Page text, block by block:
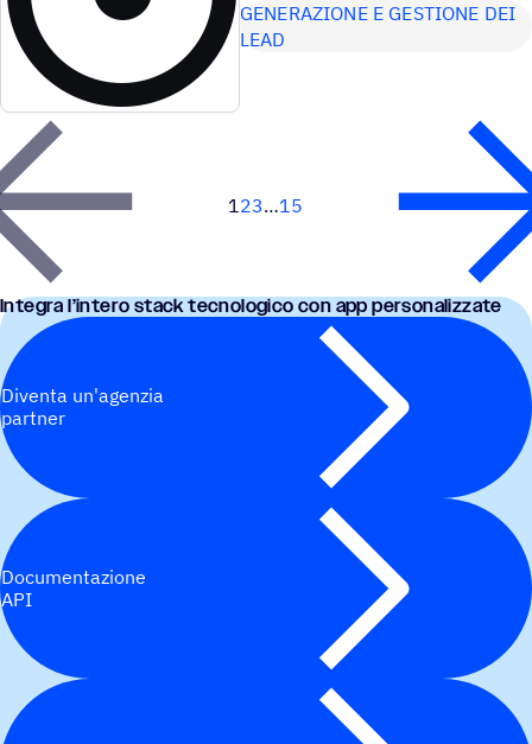
GENERAZIONE E GESTIONE DEI
LEAD
1 23 15
Integra l’in­tero stack tecno­lo­gico con app personalizzate
Diventa un'agenzia
partner
Documentazione
API